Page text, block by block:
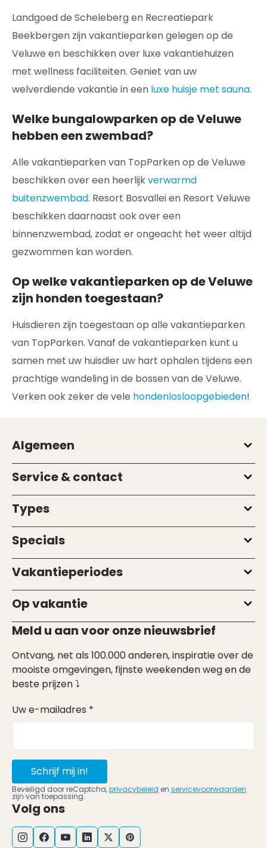
Landgoed de Scheleberg en Recreatiepark
Beekbergen zijn vakantieparken gelegen op de
Veluwe en beschikken over luxe vakantiehuizen
met wellness faciliteiten. Geniet van uw
welverdiende vakantie in een luxe huisje met sauna.
Welke bungalowparken op de Veluwe
hebben een zwembad?
Alle vakantieparken van TopParken op de Veluwe
beschikken over een heerlijkverwarmd
buitenzwembad. Resort Bosvallei en Resort Veluwe
beschikken daarnaast ook over een
binnenzwembad, zodat er ongeacht het weer altijd
gezwommen kan worden.
Op welke vakantieparken op de Veluwe
zijn honden toegestaan?
Huisdieren zijn toegestaan op alle vakantieparken
van TopParken. Vanaf de vakantieparken kunt u
samen met uw huisdier uw hart ophalen tijdens een
prachtige wandeling in de bossen van de Veluwe.
Verken ook zeker de vele hondenlosloopgebieden!
Algemeen
Service & contact
Types
Specials
Vakantieperiodes
Op vakantie
Meld u aan voor onze nieuwsbrief
Ontvang, net als 100.000 anderen, inspiratie over de
mooiste omgevingen, fijnste weekenden weg en de
beste prijzen ⤵
Uw e-mailadres *
Schrijf mij in!
Beveiligd door reCaptcha,privacybeleid en servicevoorwaarden
zijn van toepassing.
Volg ons